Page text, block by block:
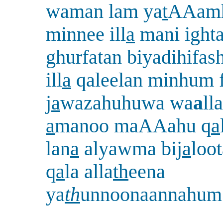
waman lam yat
minnee illa mani
ghurfatan
illa qaleelan minhum
jawazahuhuwa waalla
amanoo maAAahu qa
lana alyawma bija
qala allatheena
yath